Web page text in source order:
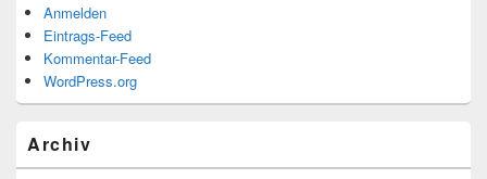
Anmelden
Eintrags-Feed
Kommentar-Feed
WordPress.org
Archiv